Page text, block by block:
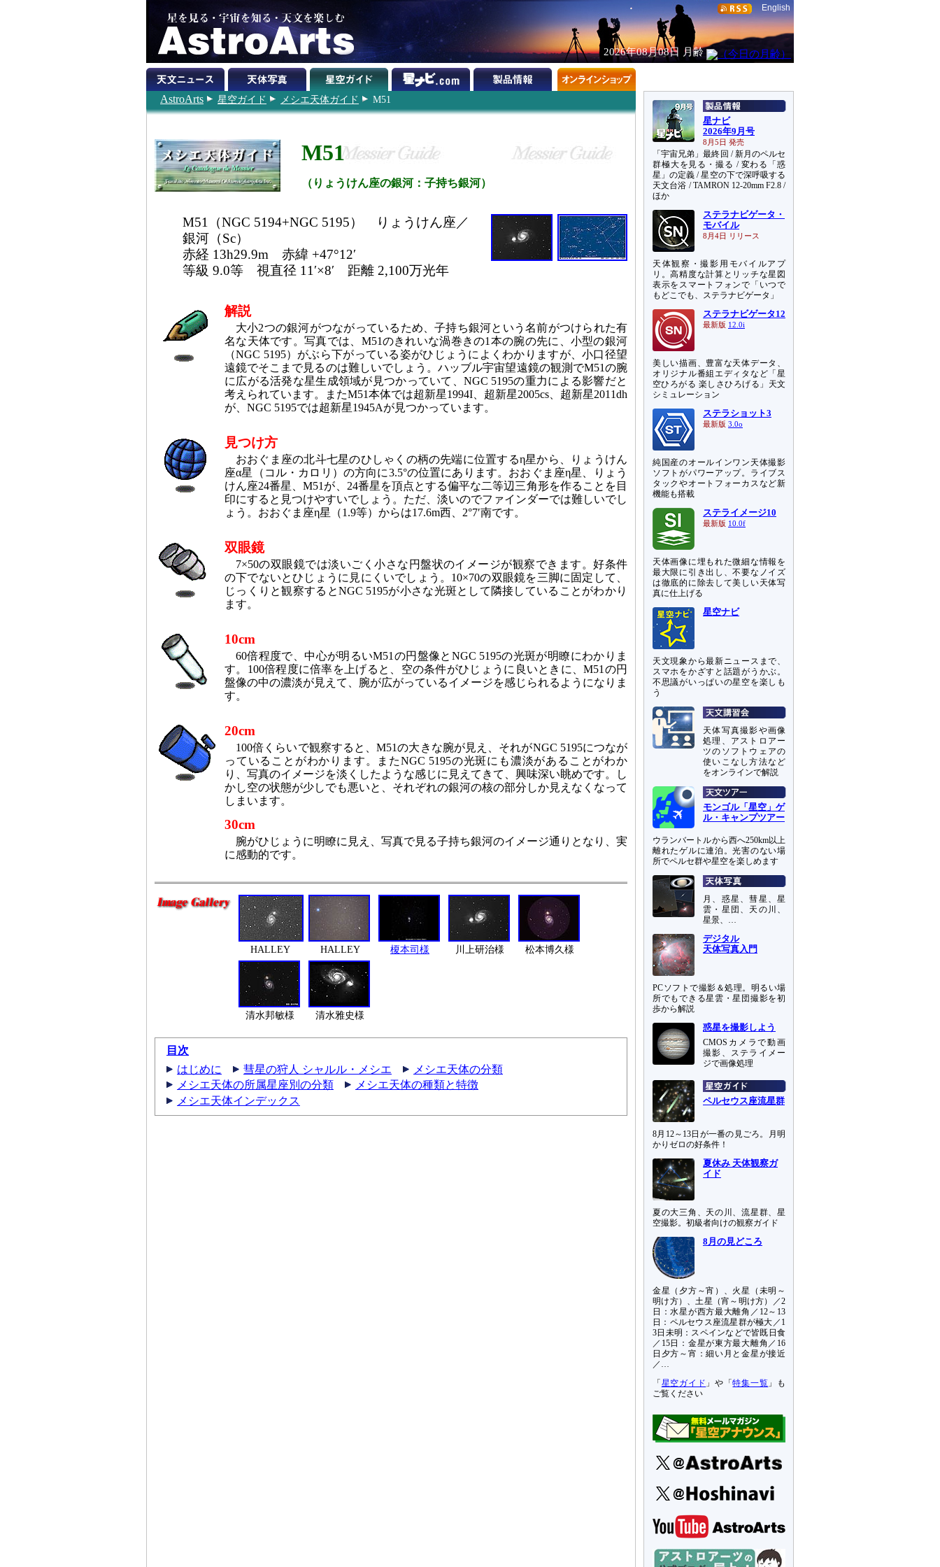
English
2026年08月08日 月齢
AstroArts 星空ガイド メシエ天体ガイド M51
M51
（りょうけん座の銀河：子持ち銀河）
M51（NGC 5194+NGC 5195） りょうけん座／
銀河（Sc）
赤経 13h29.9m 赤緯 +47°12′
等級 9.0等 視直径 11′×8′ 距離 2,100万光年
解説
大小2つの銀河がつながっているため、子持ち銀河という名前がつけられた有
名な天体です。写真では、M51のきれいな渦巻きの1本の腕の先に、小型の銀河
（NGC 5195）がぶら下がっている姿がひじょうによくわかりますが、小口径望
遠鏡でそこまで見るのは難しいでしょう。ハッブル宇宙望遠鏡の観測でM51の腕
に広がる活発な星生成領域が見つかっていて、NGC 5195の重力による影響だと
考えられています。またM51本体では超新星1994I、超新星2005cs、超新星2011dh
が、NGC 5195では超新星1945Aが見つかっています。
見つけ方
おおぐま座の北斗七星のひしゃくの柄の先端に位置するη星から、りょうけん
座α星（コル・カロリ）の方向に3.5°の位置にあります。おおぐま座η星、りょう
けん座24番星、M51が、24番星を頂点とする偏平な二等辺三角形を作ることを目
印にすると見つけやすいでしょう。ただ、淡いのでファインダーでは難しいでし
ょう。おおぐま座η星（1.9等）からは17.6m西、2°7′南です。
双眼鏡
7×50の双眼鏡では淡いごく小さな円盤状のイメージが観察できます。好条件
の下でないとひじょうに見にくいでしょう。10×70の双眼鏡を三脚に固定して、
じっくりと観察するとNGC 5195が小さな光斑として隣接していることがわかり
ます。
10cm
60倍程度で、中心が明るいM51の円盤像とNGC 5195の光斑が明瞭にわかりま
す。100倍程度に倍率を上げると、空の条件がひじょうに良いときに、M51の円
盤像の中の濃淡が見えて、腕が広がっているイメージを感じられるようになりま
す。
20cm
100倍くらいで観察すると、M51の大きな腕が見え、それがNGC 5195につなが
っていることがわかります。またNGC 5195の光斑にも濃淡があることがわか
り、写真のイメージを淡くしたような感じに見えてきて、興味深い眺めです。し
かし空の状態が少しでも悪いと、それぞれの銀河の核の部分しか見えなくなって
しまいます。
30cm
腕がひじょうに明瞭に見え、写真で見る子持ち銀河のイメージ通りとなり、実
に感動的です。
HALLEY HALLEY 榎本司様 川上研治様 松本博久様
清水邦敏様 清水雅史様
目次
はじめに
彗星の狩人 シャルル・メシエ
メシエ天体の分類
メシエ天体の所属星座別の分類
メシエ天体の種類と特徴
メシエ天体インデックス
星ナビ
2026年9月号
8月5日 発売
「宇宙兄弟」最終回 / 新月のペルセ
群極大を見る・撮る / 変わる「惑
星」の定義 / 星空の下で深呼吸する
天文台浴 / TAMRON 12-20mm F2.8 /
ほか
ステラナビゲータ・
モバイル
8月4日 リリース
天体観察・撮影用モバイルアプ
リ。高精度な計算とリッチな星図
表示をスマートフォンで「いつで
もどこでも、ステラナビゲータ」
ステラナビゲータ12
最新版 12.0i
美しい描画、豊富な天体データ、
オリジナル番組エディタなど「星
空ひろがる 楽しさひろげる」天文
シミュレーション
ステラショット3
最新版 3.0o
純国産のオールインワン天体撮影
ソフトがパワーアップ。ライブス
タックやオートフォーカスなど新
機能も搭載
ステライメージ10
最新版 10.0f
天体画像に埋もれた微細な情報を
最大限に引き出し、不要なノイズ
は徹底的に除去して美しい天体写
真に仕上げる
星空ナビ
天文現象から最新ニュースまで、
スマホをかざすと話題がうかぶ。
不思議がいっぱいの星空を楽しも
う
天体写真撮影や画像
処理、アストロアー
ツのソフトウェアの
使いこなし方法など
をオンラインで解説
モンゴル「星空」ゲ
ル・キャンプツアー
ウランバートルから西へ250km以上
離れたゲルに連泊。光害のない場
所でペルセ群や星空を楽しめます
月、惑星、彗星、星
雲・星団、天の川、
星景、…
デジタル
天体写真入門
PCソフトで撮影＆処理。明るい場
所でもできる星雲・星団撮影を初
歩から解説
惑星を撮影しよう
CMOSカメラで動画
撮影、ステライメー
ジで画像処理
ペルセウス座流星群
8月12～13日が一番の見ごろ。月明
かりゼロの好条件！
夏休み 天体観察ガ
イド
夏の大三角、天の川、流星群、星
空撮影。初級者向けの観察ガイド
8月の見どころ
金星（夕方～宵）、火星（未明～
明け方）、土星（宵～明け方）／2
日：水星が西方最大離角／12～13
日：ペルセウス座流星群が極大／1
3日未明：スペインなどで皆既日食
／15日：金星が東方最大離角／16
日夕方～宵：細い月と金星が接近
／…
「 星空ガイド 」や「特集一覧 」も
ご覧ください